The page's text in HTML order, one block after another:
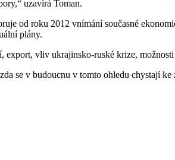
uzavírá Toman.
od roku 2012 vnímání současné
plány.
export, vliv ukrajinsko-ruské krize,
se v budoucnu v tomto ohledu chystají